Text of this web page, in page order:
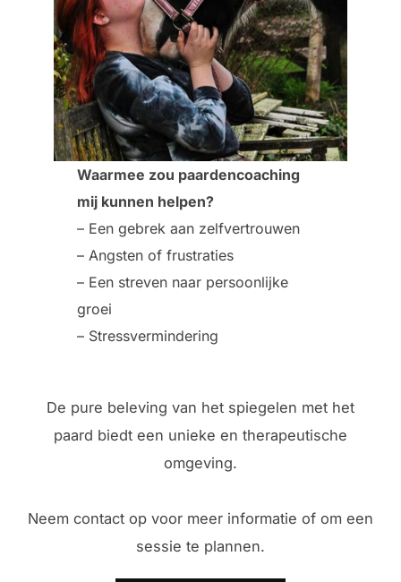
Waarmee zou paardencoaching
mij kunnen helpen?
– Een gebrek aan zelfvertrouwen
– Angsten of frustraties
– Een streven naar persoonlijke
groei
– Stressvermindering
De pure beleving van het spiegelen met het
paard biedt een unieke en therapeutische
omgeving.
Neem contact op voor meer informatie of om een
sessie te plannen.